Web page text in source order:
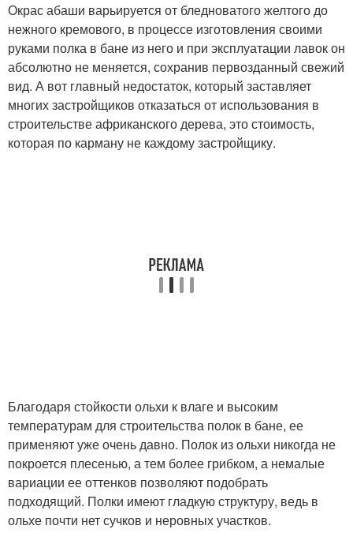
Окрас абаши варьируется от бледноватого желтого до
нежного кремового, в процессе изготовления своими
руками полка в бане из него и при эксплуатации лавок он
абсолютно не меняется, сохранив первозданный свежий
вид. А вот главный недостаток, который заставляет
многих застройщиков отказаться от использования в
строительстве африканского дерева, это стоимость,
которая по карману не каждому застройщику.
Благодаря стойкости ольхи к влаге и высоким
температурам для строительства полок в бане, ее
применяют уже очень давно. Полок из ольхи никогда не
покроется плесенью, а тем более грибком, а немалые
вариации ее оттенков позволяют подобрать
подходящий. Полки имеют гладкую структуру, ведь в
ольхе почти нет сучков и неровных участков.